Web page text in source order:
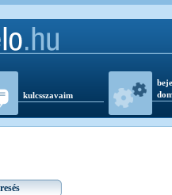
kulcsszavaim